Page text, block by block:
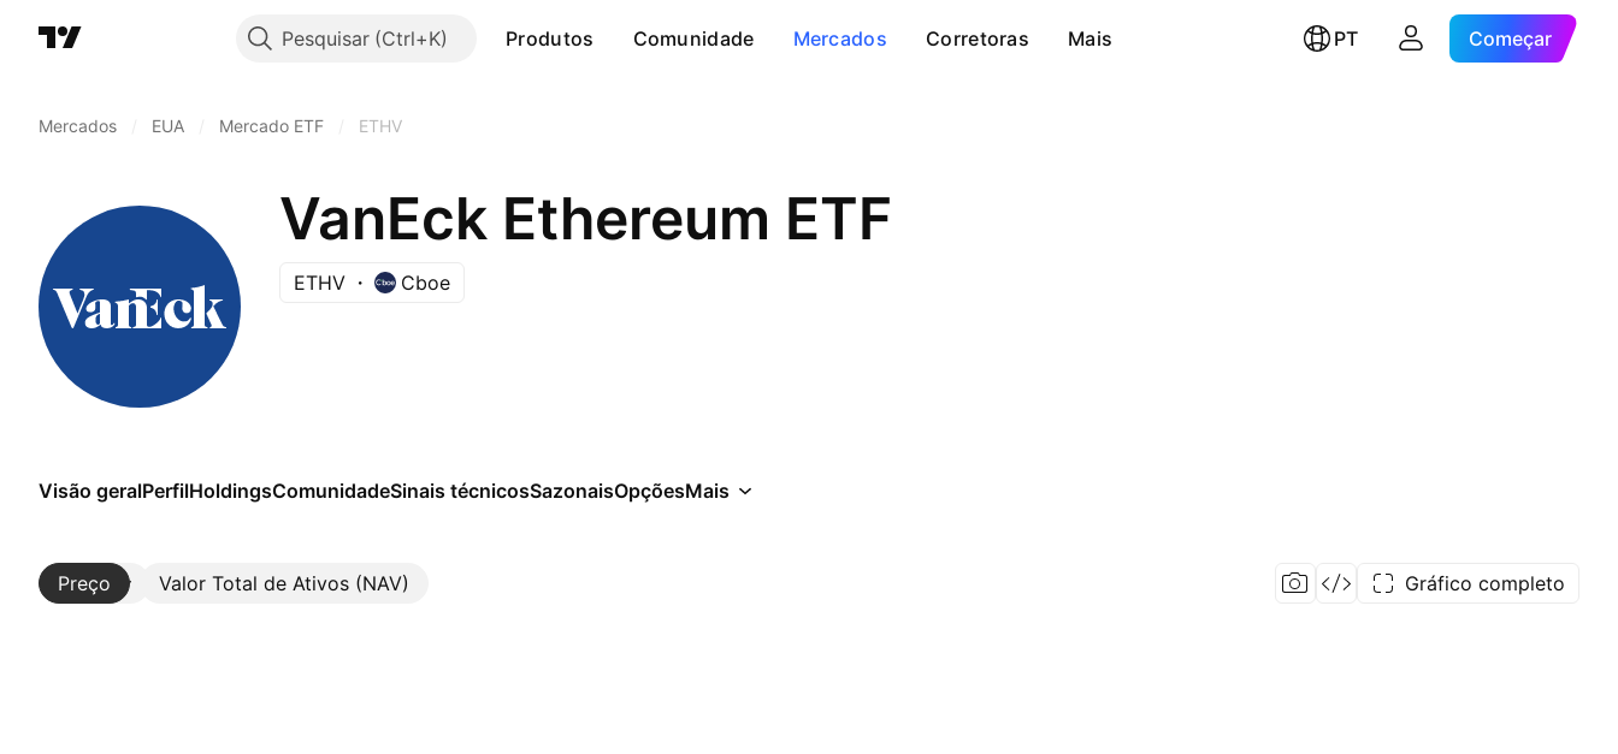
Pesquisar Produtos Comunidade Mercados Corretoras Mais PT Começar
Mercados EUA Mercado ETF ETHV
VanEck Ethereum ETF
ETHV Cboe
Visão geralPerfilHoldingsComunidadeSinais técnicosSazonaisOpçõesMais
Preço Valor Total de Ativos (NAV)
Mais Gráfico completo